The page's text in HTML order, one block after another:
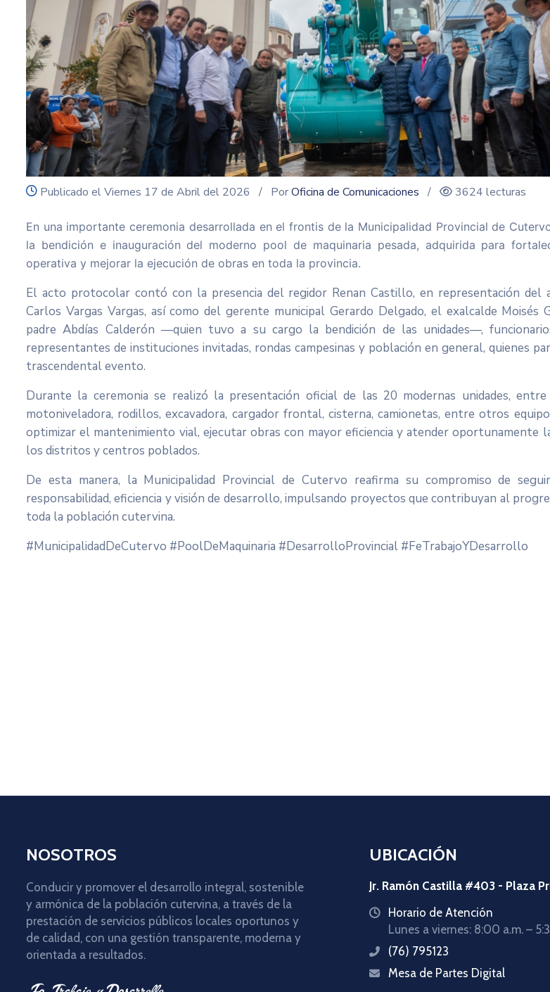
icon
Publicado el Viernes 17 de Abril del 2026 / PorOficina de Comunicaciones / 3624 lecturas
En una importante ceremonia desarrollada en el frontis de la Municipalidad Provincial de
la bendición e inauguración del moderno pool de maquinaria pesada, adquirida para
operativa y mejorar la ejecución de obras en toda la provincia.
El acto protocolar contó con la presencia del regidor Renan Castillo, en representación del
Carlos Vargas Vargas, así como del gerente municipal Gerardo Delgado, el exalcalde Moisés
padre Abdías Calderón —quien tuvo a su cargo la bendición de las unidades—,
representantes de instituciones invitadas, rondas campesinas y población en general, quienes
trascendental evento.
Durante la ceremonia se realizó la presentación oficial de las 20 modernas unidades,
motoniveladora, rodillos, excavadora, cargador frontal, cisterna, camionetas, entre otros
optimizar el mantenimiento vial, ejecutar obras con mayor eficiencia y atender oportunamente
los distritos y centros poblados.
De esta manera, la Municipalidad Provincial de Cutervo reafirma su compromiso de
responsabilidad, eficiencia y visión de desarrollo, impulsando proyectos que contribuyan al
toda la población cutervina.
#MunicipalidadDeCutervo #PoolDeMaquinaria #DesarrolloProvincial #FeTrabajoYDesarrollo
NOSOTROS
Conducir y promover el desarrollo integral, sostenible
y armónica de la población cutervina, a través de la
prestación de servicios públicos locales oportunos y
de calidad, con una gestión transparente, moderna y
orientada a resultados.
UBICACIÓN
Jr. Ramón Castilla #403 - Plaza
iconHorario de Atención
Lunes a viernes: 8:00 a.m. –
icon
(76) 795123
icon
Mesa de Partes Digital